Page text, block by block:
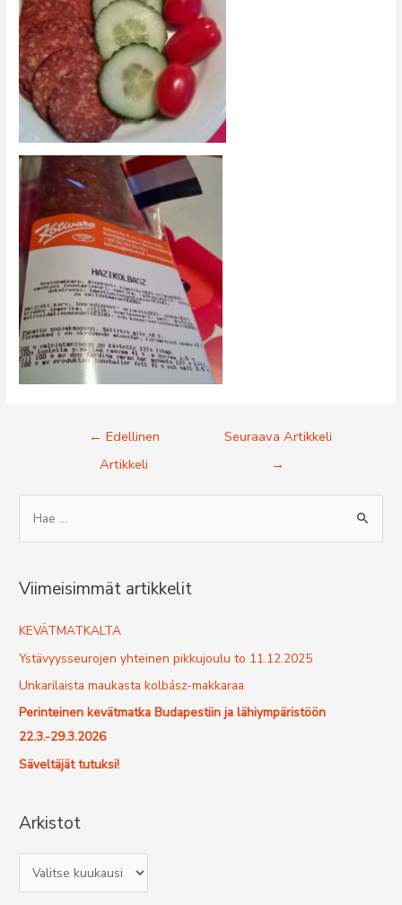
Artikkelien
← Edellinen
Artikkeli
Seuraava Artikkeli
→
r
h
f
Viimeisimmät artikkelit
KEVÄTMATKALTA
Ystävyysseurojen yhteinen pikkujoulu to 11.12.2025
Unkarilaista maukasta kolbász-makkaraa
Perinteinen kevätmatka Budapestiin ja lähiympäristöön
22.3.-29.3.2026
Säveltäjät tutuksi!
Arkistot
r